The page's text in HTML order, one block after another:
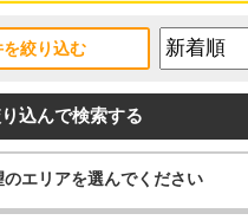
を絞り込む
込んで検索する
のエリアを選んでください